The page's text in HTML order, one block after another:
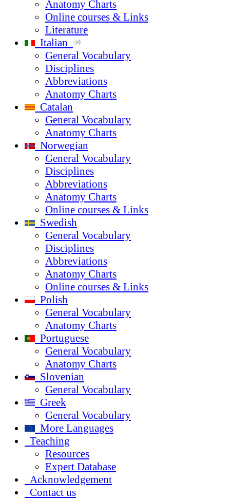
Anatomy Charts
Online courses & Links
Literature
Italian
General Vocabulary
Disciplines
Abbreviations
Anatomy Charts
Catalan
General Vocabulary
Anatomy Charts
Norwegian
General Vocabulary
Disciplines
Abbreviations
Anatomy Charts
Online courses & Links
Swedish
General Vocabulary
Disciplines
Abbreviations
Anatomy Charts
Online courses & Links
Polish
General Vocabulary
Anatomy Charts
Portuguese
General Vocabulary
Anatomy Charts
Slovenian
General Vocabulary
Greek
General Vocabulary
More Languages
Teaching
Resources
Expert Database
Acknowledgement
Contact us